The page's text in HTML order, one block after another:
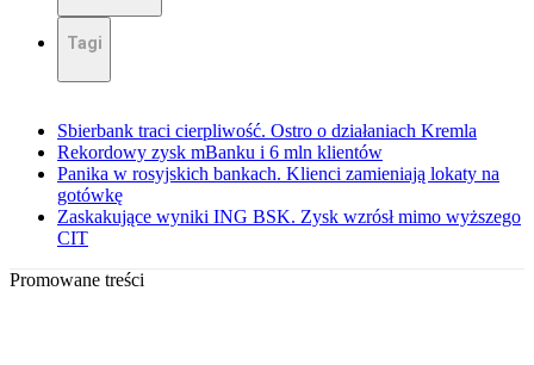
Tagi
Sbierbank traci cierpliwość. Ostro o działaniach Kremla
Rekordowy zysk mBanku i 6 mln klientów
Panika w rosyjskich bankach. Klienci zamieniają lokaty na
gotówkę
Zaskakujące wyniki ING BSK. Zysk wzrósł mimo wyższego
CIT
Promowane treści